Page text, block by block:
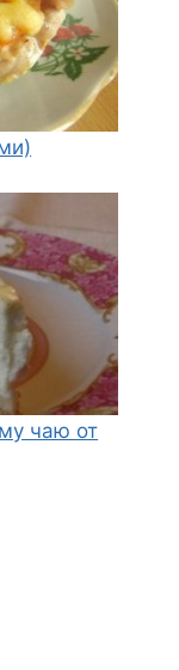
чаю от